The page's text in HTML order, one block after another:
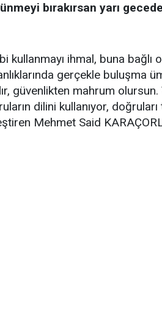
bırakırsan yarı
kullanmayı ihmal, buna
gerçekle buluşma
güvenlikten mahrum
dilini kullanıyor,
Mehmet Said